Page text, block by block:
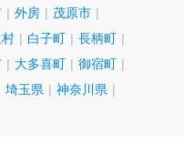
外房
茂原市
白子町
長柄町
大多喜町
御宿町
埼玉県
神奈川県